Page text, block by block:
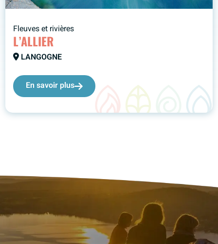
Fleuves et rivières
L’ALLIER
LANGOGNE
En savoir plus